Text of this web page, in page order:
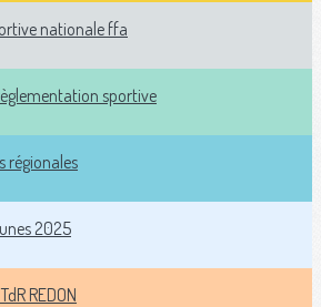
nationale ffa
sportive
régionales
2025
REDON